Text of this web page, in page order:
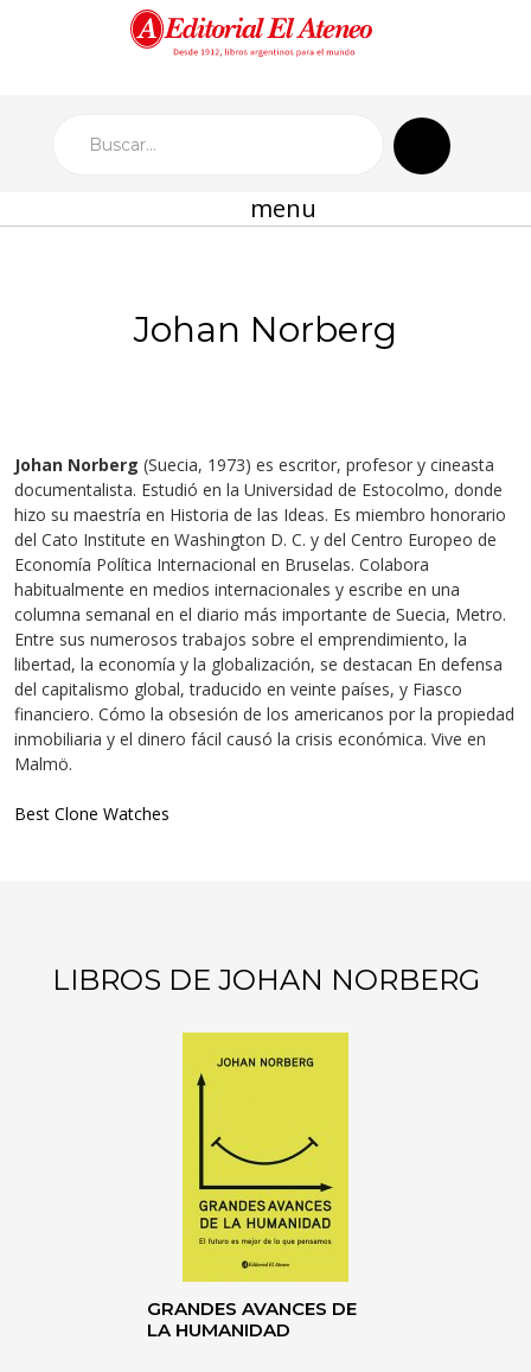
menu
Johan Norberg
Johan Norberg (Suecia, 1973) es escritor, profesor y cineasta
documentalista. Estudió en la Universidad de Estocolmo, donde
hizo su maestría en Historia de las Ideas. Es miembro honorario
del Cato Institute en Washington D. C. y del Centro Europeo de
Economía Política Internacional en Bruselas. Colabora
habitualmente en medios internacionales y escribe en una
columna semanal en el diario más importante de Suecia, Metro.
Entre sus numerosos trabajos sobre el emprendimiento, la
libertad, la economía y la globalización, se destacan En defensa
del capitalismo global, traducido en veinte países, y Fiasco
financiero. Cómo la obsesión de los americanos por la propiedad
inmobiliaria y el dinero fácil causó la crisis económica. Vive en
Malmö.
Best Clone Watches
LIBROS DE JOHAN NORBERG
GRANDES AVANCES DE
LA HUMANIDAD